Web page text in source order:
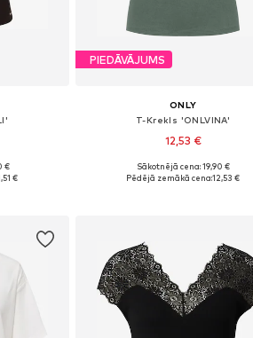
M, L
€
€
PIEDĀVĀJUMS
ONLY
T-Krekls 'ONLVINA'
12,53 €
Pieejamie izmēri: XS, S, M
Sākotnējā cena: 19,90 €
Pēdējā zemākā cena:12,53 €